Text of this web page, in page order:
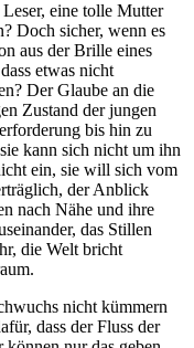
eine tolle Mutter
Doch sicher, wenn es
aus der Brille eines
etwas nicht
Der Glaube an die
Zustand der jungen
bis hin zu
kann sich nicht um ihn
ein, sie will sich vom
der Anblick
nach Nähe und ihre
das Stillen
die Welt bricht
nicht kümmern
dass der Fluss der